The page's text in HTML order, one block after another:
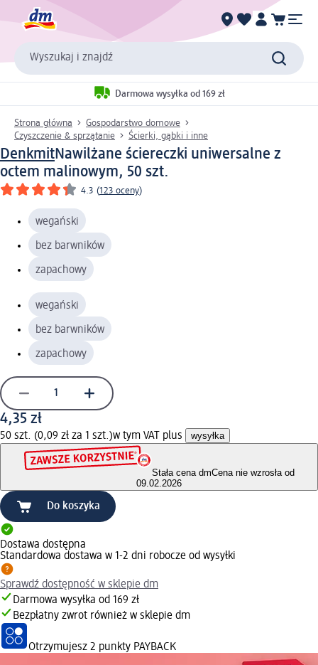
Wyszukaj i znajdź
Darmowa wysyłka od 169 zł
Strona główna
Gospodarstwo domowe
Czyszczenie & sprzątanie
Ścierki, gąbki i inne
DenkmitNawilżane ściereczki uniwersalne z
octem malinowym, 50 szt.
4.3 (123 oceny)
wegański
bez barwników
zapachowy
wegański
bez barwników
zapachowy
4,35 zł
50 szt. (0,09 zł za 1 szt.)w tym VAT plus wysyłka
Stała cena dmCena nie wzrosła od
09.02.2026
Do koszyka
Dostawa dostępna
Standardowa dostawa w 1-2 dni robocze od wysyłki
Sprawdź dostępność w sklepie dm
Darmowa wysyłka od 169 zł
Bezpłatny zwrot również w sklepie dm
Otrzymujesz 2 punkty PAYBACK